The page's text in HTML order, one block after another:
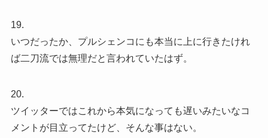
19.
いつだったか、プルシェンコにも本当に上に行きたけれ
ば二刀流では無理だと言われていたはず。
20.
ツイッターではこれから本気になっても遅いみたいなコ
メントが目立ってたけど、そんな事はない。